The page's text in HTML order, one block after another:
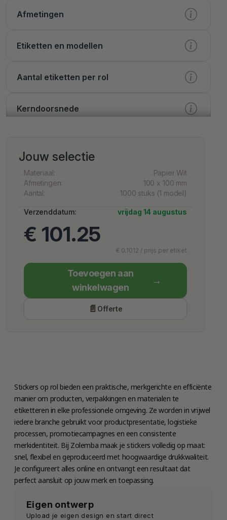
Afmetingen
Etiketten en modellen
Aantal etiketten per rol
Kerndoorsnede
Bedrukking
Extra mogelijkheden
Services
Verzenddatum
Jouw selectie
Materiaal:
Papier Wit
Afmetingen:
100 x 100 mm
Aantal:
1000 stuks (1 model)
Verzenddatum: vrijdag 14 augustus
€ 101.25
€ 0.1012 / prijs per etiket
Toevoegen aan
winkelwagen
Offerte
Stickers op rol bieden een praktische, merkgerichte en efficiënte
manier om producten, verpakkingen en materialen te
etiketteren in elke professionele omgeving. Ze worden in vrijwel
iedere branche gebruikt voor productpresentatie, logistieke
processen, promotiecampagnes en een consistente
merkidentiteit. Bij Zolemba maak je stickers volledig op maat:
snel, flexibel en geproduceerd met hoogwaardige drukkwaliteit.
Je configureert alles online en ontvangt een resultaat dat
perfect aansluit op jouw merk en toepassing.
Eigen ontwerp
Upload je eigen design en start direct